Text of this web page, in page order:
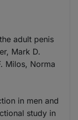
adult penis
Mark D.
Milos, Norma
in men and
study in